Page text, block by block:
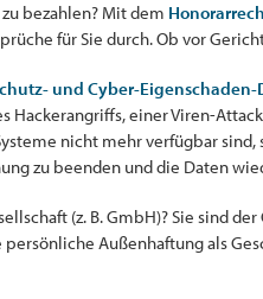
bezahlen? Mit dem
für Sie durch. Ob vor
und Cyber-Eigenschaden-
Hackerangriffs, einer Viren-
nicht mehr verfügbar sind,
zu beenden und die Daten
(z. B. GmbH)? Sie sind
persönliche Außenhaftung als